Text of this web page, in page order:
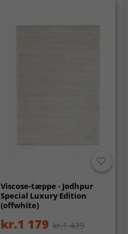
Viscose-tæppe - Jodhpur
Special Luxury Edition
(offwhite)
kr.1 179 kr.1 439